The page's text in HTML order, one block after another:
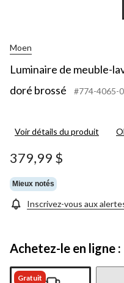
Moen
Luminaire de meuble-
doré brossé
#774-4065-0
Voir détails du produit
379,99 $
Mieux notés
Inscrivez-vous aux
Achetez-le en ligne :
Gratuit